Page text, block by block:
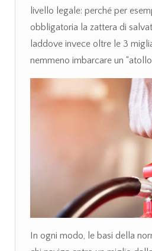
livello legale: perché per
obbligatoria la zattera di
laddove invece oltre le 3
nemmeno imbarcare un
In ogni modo, le basi della